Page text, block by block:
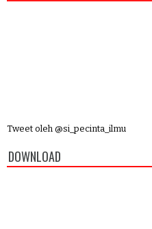
Tweet oleh @si_pecinta_ilmu
DOWNLOAD